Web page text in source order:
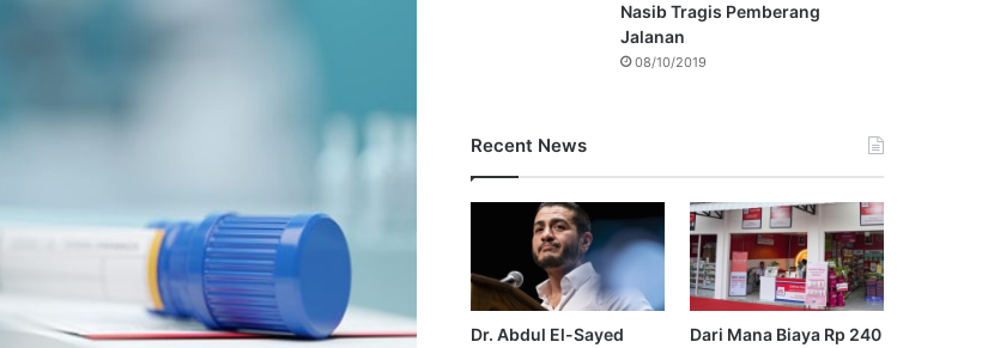
Nasib Tragis Pemberang
Jalanan
08/10/2019
Recent News
Dr. Abdul El-Sayed
Dari Mana Biaya Rp 240